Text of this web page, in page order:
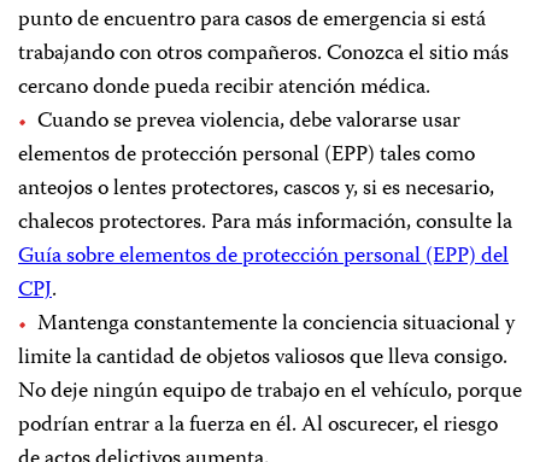
punto de encuentro para casos de emergencia si está
trabajando con otros compañeros. Conozca el sitio más
cercano donde pueda recibir atención médica.
Cuando se prevea violencia, debe valorarse usar
elementos de protección personal (EPP) tales como
anteojos o lentes protectores, cascos y, si es necesario,
chalecos protectores. Para más información, consulte la
Guía sobre elementos de protección personal (EPP) del
CPJ.
Mantenga constantemente la conciencia situacional y
limite la cantidad de objetos valiosos que lleva consigo.
No deje ningún equipo de trabajo en el vehículo, porque
podrían entrar a la fuerza en él. Al oscurecer, el riesgo